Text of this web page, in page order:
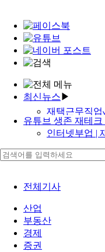
최신뉴스 ▶
재택근무직
부업
집에서 1억 리
고수익 직장
oled 투자 pdf |
가상화폐 거래
'맘스클럽'
유튜브 생존 재테
인터넷부업 |
부업 갤러리✓
대출 이자 계
노트 pdf
전체기사
산업
부동산
경제
증권